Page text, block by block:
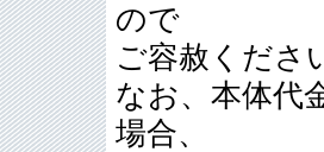
ので
ご容赦くださ
なお、本体代
場合、